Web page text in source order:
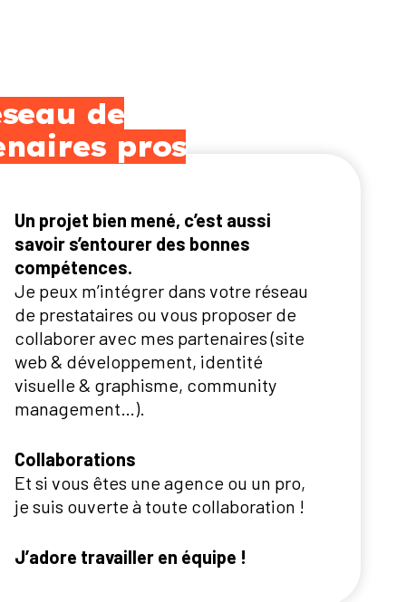
de
pros
Un projet bien mené, c’est aussi
savoir s’entourer des bonnes
compétences.
Je peux m’intégrer dans votre réseau
de prestataires ou vous proposer de
collaborer avec mes partenaires (site
web & développement, identité
visuelle & graphisme, community
management…).
Collaborations
Et si vous êtes une agence ou un pro,
je suis ouverte à toute collaboration !
J’adore travailler en équipe !